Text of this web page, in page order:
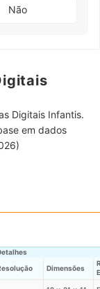
Não
Digitais Infantis.
em dados
Dimensões